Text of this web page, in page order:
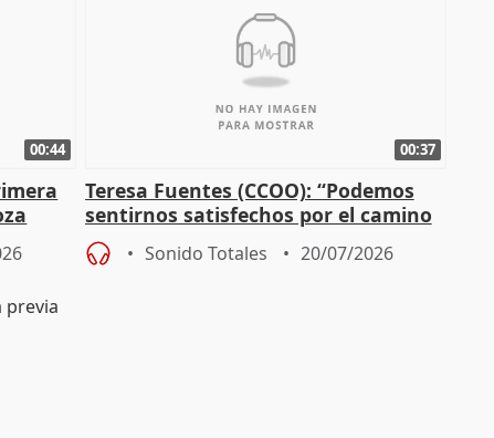
00:44 00:37
Teresa Fuentes (CCOO): “Podemos
sentirnos satisfechos por el camino
recorrido”
Sonido Totales 20/07/2026